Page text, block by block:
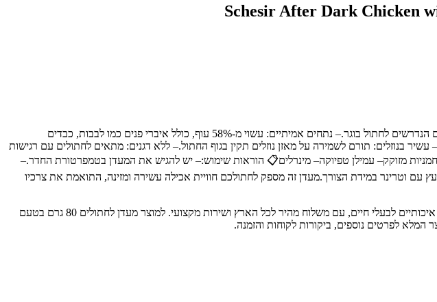
🐾 מיועד עבור:חתולים בוגרים.✨ יתרונות מרכזיים:– תזונה מלאה ומאוזנת: מכיל את כל החלבונים, הוויטמינים והמינרלים הנדרשים לחתול בוגר.– נתחים אמיתיים: עשוי מ-58% עוף, כולל איברי פנים כמו לבבות, כבדים
בנוזלים: תורם לשמירה על מאזן נוזלים תקין בגוף החתול.– ללא דגנים: מתאים לחתולים עם רגישות
עיקריים:– עוף 58% (מתוכו: קורקבנים 5%, כבד 5%, לב 5%)– ציר עוף 31%– ביצת שליו 6%– שמן חמניות מזוקק– עמילן טפיוקה– מינרלים📋 הוראות שימוש:– יש להגיש את המעדן בטמפרטורת החדר.–
וגיל החתול, ולהתייעץ עם וטרינר במידת הצורך.מעדן זה מספק לחתולכם חוויית אכילה עשירה ומזינה, התואמת את צרכיו
אקזוטיקה - חנות חיות מחמד מובילה בחיפה והצפון, עם מעל 30 שנות ניסיון. מציעה את המגוון הרחב ביותר של מוצרים איכותיים לבעלי חיים, עם משלוח מהיר לכל הארץ ושירות מקצועי. למוצר מעדן לחתולים 80 גרם בטעם